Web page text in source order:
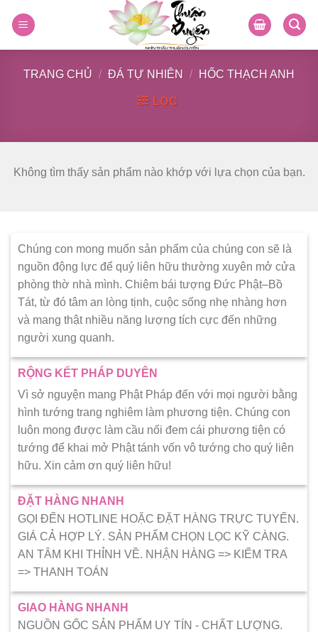
TRANG CHỦ / ĐÁ TỰ NHIÊN / HỐC THẠCH ANH
LỌC
Không tìm thấy sản phẩm nào khớp với lựa chọn của bạn.
Chúng con mong muốn sản phẩm của chúng con sẽ là
nguồn động lực để quý liên hữu thường xuyên mở cửa
phòng thờ nhà mình. Chiêm bái tượng Đức Phật–Bồ
Tát, từ đó tâm an lòng tịnh, cuộc sống nhẹ nhàng hơn
và mang thật nhiều năng lượng tích cực đến những
người xung quanh.
RỘNG KẾT PHÁP DUYÊN
Vì sở nguyện mang Phật Pháp đến với mọi người bằng
hình tướng trang nghiêm làm phương tiện. Chúng con
luôn mong được làm cầu nối đem cái phương tiện có
tướng để khai mở Phật tánh vốn vô tướng cho quý liên
hữu. Xin cảm ơn quý liên hữu!
ĐẶT HÀNG NHANH
GỌI ĐẾN HOTLINE HOẶC ĐẶT HÀNG TRỰC TUYẾN.
GIÁ CẢ HỢP LÝ. SẢN PHẨM CHỌN LỌC KỸ CÀNG.
AN TÂM KHI THỈNH VỀ. NHẬN HÀNG => KIẾM TRA
=> THANH TOÁN
GIAO HÀNG NHANH
NGUỒN GỐC SẢN PHẨM UY TÍN - CHẤT LƯỢNG.